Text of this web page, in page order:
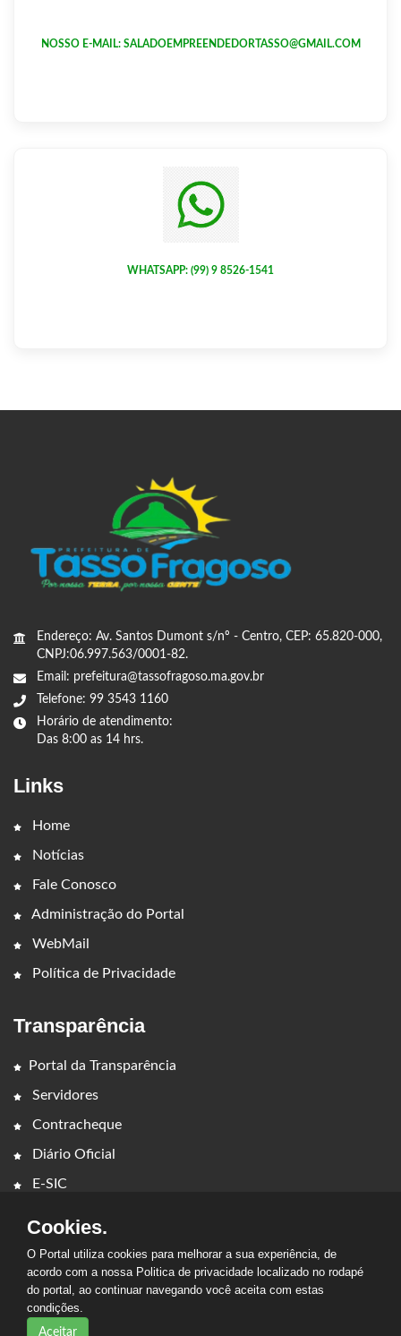
NOSSO E-MAIL: SALADOEMPREENDEDORTASSO@GMAIL.COM
WHATSAPP: (99) 9 8526-1541
Endereço: Av. Santos Dumont s/nº - Centro, CEP: 65.820-000,
CNPJ:06.997.563/0001-82.
Email: prefeitura@tassofragoso.ma.gov.br
Telefone: 99 3543 1160
Horário de atendimento:
Das 8:00 as 14 hrs.
Links
Home
Notícias
Fale Conosco
Administração do Portal
WebMail
Política de Privacidade
Transparência
Portal da Transparência
Servidores
Contracheque
Diário Oficial
E-SIC
Cookies.
O Portal utiliza cookies para melhorar a sua experiência, de
acordo com a nossa Politica de privacidade localizado no rodapé
do portal, ao continuar navegando você aceita com estas
condições.
Aceitar
2026 - PREFEITURA MUNICIPAL DE TASSO FRAGOSO. Todos os
direitos reservados.